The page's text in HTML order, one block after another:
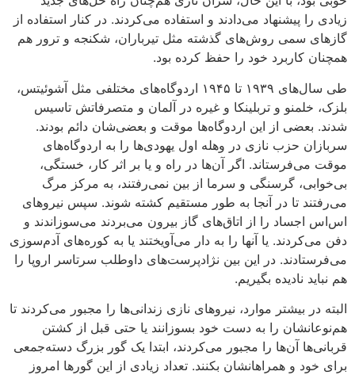
زیادی را پیشنهاد می‌دادند و استفاده می‌کردند. در کنار استفاده از
گازهای سمی روش‌های گذشته مثل تیرباران، شکنجه و ترور هم
همچنان کاربرد خود را حفظ کرده بود.
طی سال‌های ۱۹۳۹ تا ۱۹۴۵ اردوگاه‌های مختلفی مثل آشوئیتس،
بلزک، خلمنو و تربلینکا و غیره در آلمان و متصرفاتش تاسیس
شدند. بعضی از این اردوگاه‌ها موقت و بعضی‌شان دائم بودند.
سربازان حزب نازی در وهله اول یهودی‌ها را به اردوگاه‌های
موقت می‌فرستاند. اگر آن‌ها در راه و یا بر اثر کار، خستگی،
بی‌خوابی، گرسنگی و سرما از بین نمی‌رفتند، به مرکز مرگ
می‌رفتند تا در آنجا به طور مستقیم کشته شوند. سپس نیروهای
اس‌اس اجساد را از اتاق‌های گاز بیرون می‌بردند می‌سوزاندند و
دفن می‌کردند. یا آنها را به دار می‌آویختند یا به کوره‌های آدم‌سوزی
می‌فرستادند. در این بین نژادپرست‌های داوطلب سرتاسر اروپا را
هم نباید نادیده بگیریم.
البته در بیشتر موارد، نیروهای نازی زندانی‌ها را مجبور می‌کردند تا
هم‌نوعانشان را به دست خود بسوزانند یا حتی قبل از کشتن
قربانی‌ها آن‌ها را مجبور می‌کردند، ابتدا یک گور بزرگ دسته‌جمعی
برای خود و همراهانشان بکنند. تعداد زیادی از این گورها امروز